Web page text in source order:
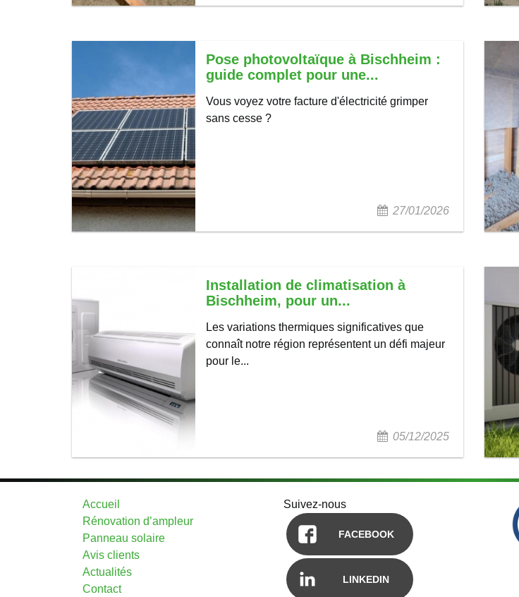
Pose photovoltaïque à Bischheim :
guide complet pour une...
Vous voyez votre facture d'électricité grimper
sans cesse ?
27/01/2026
Installation de climatisation à
Bischheim, pour un...
Les variations thermiques significatives que
connaît notre région représentent un défi majeur
pour le...
05/12/2025
Accueil
Rénovation d’ampleur
Panneau solaire
Avis clients
Actualités
Contact
Suivez-nous
FACEBOOK
LINKEDIN